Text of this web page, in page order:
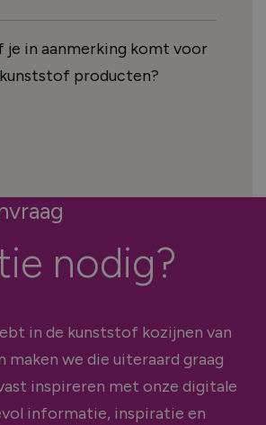
je in aanmerking komt voor
producten?
nodig?
in de kunststof kozijnen van
maken we die uiteraard graag
inspireren met onze digitale
informatie, inspiratie en